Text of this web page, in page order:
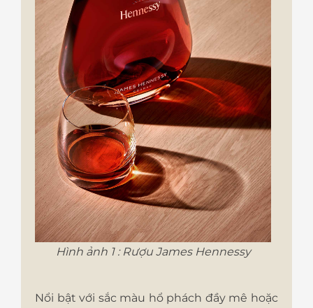
Hình ảnh 1 : Rượu James Hennessy
Nổi bật với sắc màu hổ phách đầy mê hoặc